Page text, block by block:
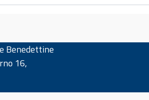
Benedettine
16,